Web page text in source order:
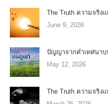
The Truth ความจริง
June 9, 2026
ปัญญาจากคำเทศนาบ
May 12, 2026
The Truth ความจริง